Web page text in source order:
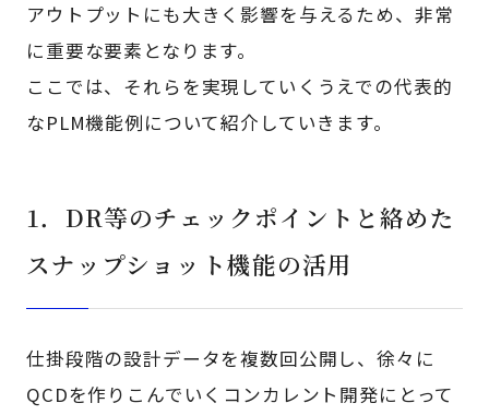
アウトプットにも大きく影響を与えるため、非常
に重要な要素となります。
ここでは、それらを実現していくうえでの代表的
なPLM機能例について紹介していきます。
1．DR等のチェックポイントと絡めた
スナップショット機能の活用
仕掛段階の設計データを複数回公開し、徐々に
QCDを作りこんでいくコンカレント開発にとって